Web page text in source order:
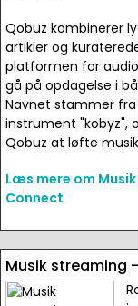
Qobuz kombinerer
artikler og
platformen for
gå på opdagelse i
Navnet stammer
instrument "kobyz",
Qobuz at løfte
Læs mere om
Connect
Musik streaming